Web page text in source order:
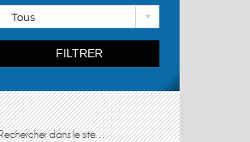
Tous
FILTRER
dans le site…